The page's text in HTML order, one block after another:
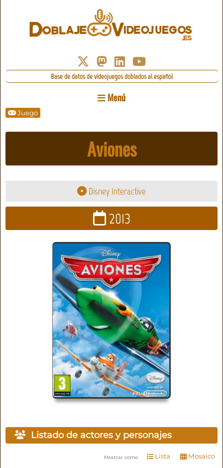
Base de datos de videojuegos doblados al español
Menú
Juego
Aviones
Disney Interactive
2013
Listado de actores y personajes
Mostrar como Lista Mosaico